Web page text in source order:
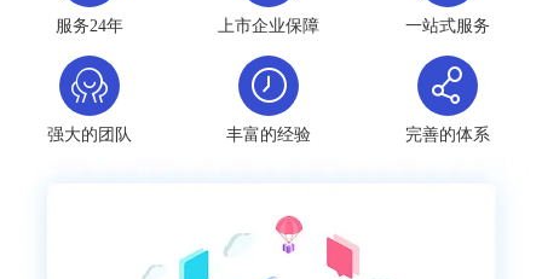
服务24年 上市企业保障 一站式服务
强大的团队 丰富的经验 完善的体系